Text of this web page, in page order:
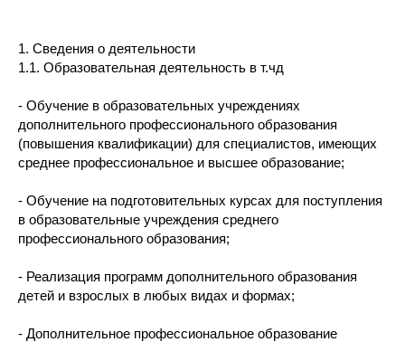
1. Сведения о деятельности
1.1. Образовательная деятельность в т.чд
- Обучение в образовательных учреждениях
дополнительного профессионального образования
(повышения квалификации) для специалистов, имеющих
среднее профессиональное и высшее образование;
- Обучение на подготовительных курсах для поступления
в образовательные учреждения среднего
профессионального образования;
- Реализация программ дополнительного образования
детей и взрослых в любых видах и формах;
- Дополнительное профессиональное образование